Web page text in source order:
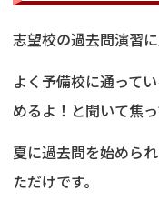
志望校の過去問演習
よく予備校に通って
めるよ！と聞いて焦
夏に過去問を始めら
ただけです。